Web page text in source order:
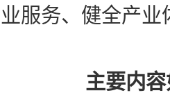
服务、健全产
主要内